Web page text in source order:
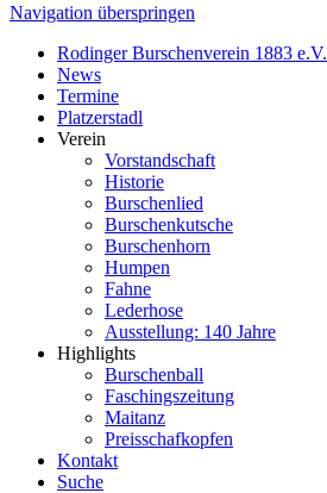
Navigation überspringen
Rodinger Burschenverein 1883 e.V.
News
Termine
Platzerstadl
Verein
Vorstandschaft
Historie
Burschenlied
Burschenkutsche
Burschenhorn
Humpen
Fahne
Lederhose
Ausstellung: 140 Jahre
Highlights
Burschenball
Faschingszeitung
Maitanz
Preisschafkopfen
Kontakt
Suche